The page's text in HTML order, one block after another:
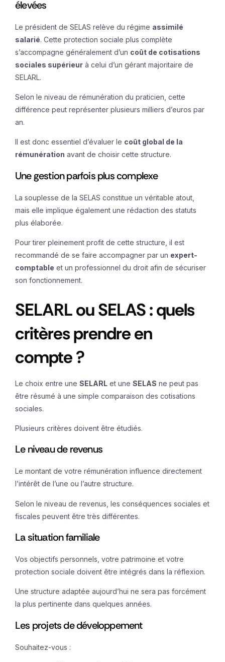
élevées
Le président de SELAS relève du régime assimilé
salarié. Cette protection sociale plus complète
s’accompagne généralement d’un coût de cotisations
sociales supérieur à celui d’un gérant majoritaire de
SELARL.
Selon le niveau de rémunération du praticien, cette
différence peut représenter plusieurs milliers d’euros par
an.
Il est donc essentiel d’évaluer le coût global de la
rémunération avant de choisir cette structure.
Une gestion parfois plus complexe
La souplesse de la SELAS constitue un véritable atout,
mais elle implique également une rédaction des statuts
plus élaborée.
Pour tirer pleinement profit de cette structure, il est
recommandé de se faire accompagner par un expert-
comptable et un professionnel du droit afin de sécuriser
son fonctionnement.
SELARL ou SELAS : quels
critères prendre en
compte ?
Le choix entre une SELARL et une SELAS ne peut pas
être résumé à une simple comparaison des cotisations
sociales.
Plusieurs critères doivent être étudiés.
Le niveau de revenus
Le montant de votre rémunération influence directement
l’intérêt de l’une ou l’autre structure.
Selon le niveau de revenus, les conséquences sociales et
fiscales peuvent être très différentes.
La situation familiale
Vos objectifs personnels, votre patrimoine et votre
protection sociale doivent être intégrés dans la réflexion.
Une structure adaptée aujourd’hui ne sera pas forcément
la plus pertinente dans quelques années.
Les projets de développement
Souhaitez-vous :